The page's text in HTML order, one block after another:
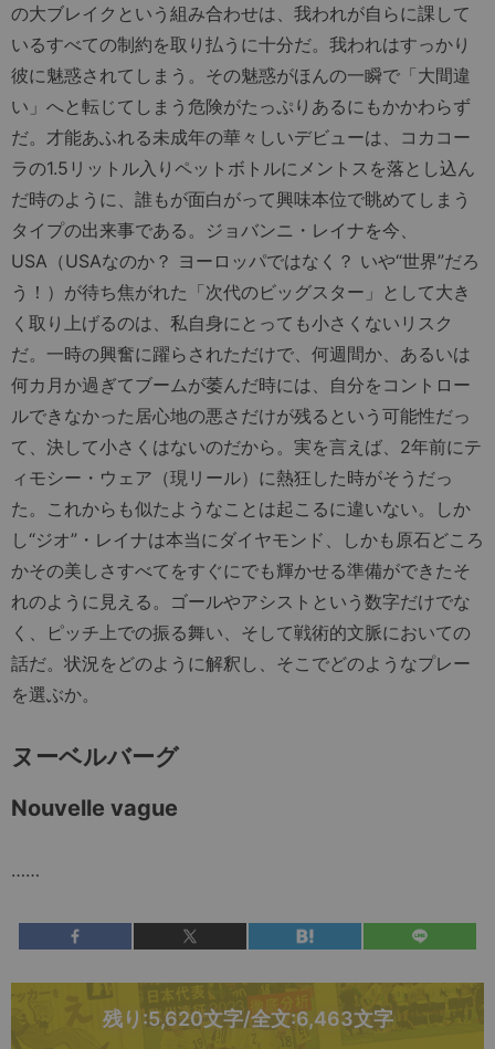
の大ブレイクという組み合わせは、我われが自らに課して
いるすべての制約を取り払うに十分だ。我われはすっかり
彼に魅惑されてしまう。その魅惑がほんの一瞬で「大間違
い」へと転じてしまう危険がたっぷりあるにもかかわらず
だ。才能あふれる未成年の華々しいデビューは、コカコー
ラの1.5リットル入りペットボトルにメントスを落とし込ん
だ時のように、誰もが面白がって興味本位で眺めてしまう
タイプの出来事である。ジョバンニ・レイナを今、
USA（USAなのか？ ヨーロッパではなく？ いや“世界”だろ
う！）が待ち焦がれた「次代のビッグスター」として大き
く取り上げるのは、私自身にとっても小さくないリスク
だ。一時の興奮に躍らされただけで、何週間か、あるいは
何カ月か過ぎてブームが萎んだ時には、自分をコントロー
ルできなかった居心地の悪さだけが残るという可能性だっ
て、決して小さくはないのだから。実を言えば、2年前にテ
ィモシー・ウェア（現リール）に熱狂した時がそうだっ
た。これからも似たようなことは起こるに違いない。しか
し“ジオ”・レイナは本当にダイヤモンド、しかも原石どころ
かその美しさすべてをすぐにでも輝かせる準備ができたそ
れのように見える。ゴールやアシストという数字だけでな
く、ピッチ上での振る舞い、そして戦術的文脈においての
話だ。状況をどのように解釈し、そこでどのようなプレー
を選ぶか。
ヌーベルバーグ
Nouvelle vague
……
残り:5,620文字/全文:6,463文字